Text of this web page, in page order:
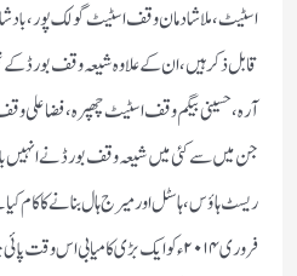
اسٹیٹ، ملا شادمان وقف اسٹیٹ گولک پور ،
قابل ذکر ہیں، ان کے علاوہ شیعہ وقف
آرہ، حسینی بیگم وقف اسٹیٹ چھپرہ ، فضا علی
جن میں سے کئی میں شیعہ وقف بورڈ نے انہیں
فروری ۲۰۱۴ء کو ایک بڑی کامیابی